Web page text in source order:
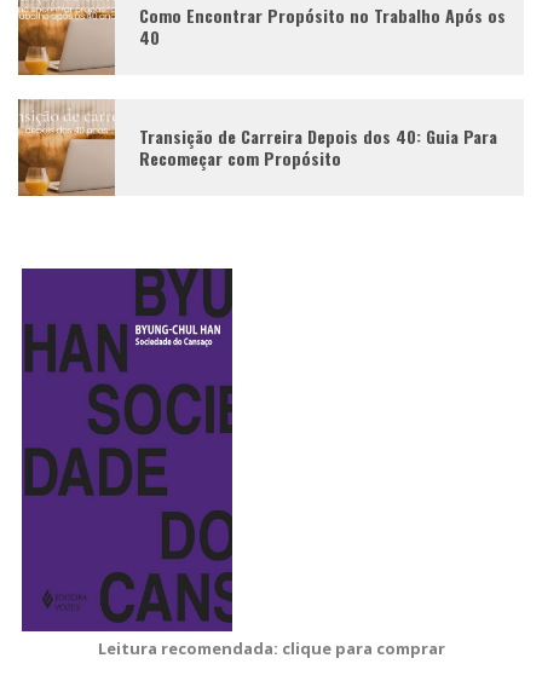
Como Encontrar Propósito no Trabalho Após os
40
Transição de Carreira Depois dos 40: Guia Para
Recomeçar com Propósito
Leitura recomendada: clique para comprar